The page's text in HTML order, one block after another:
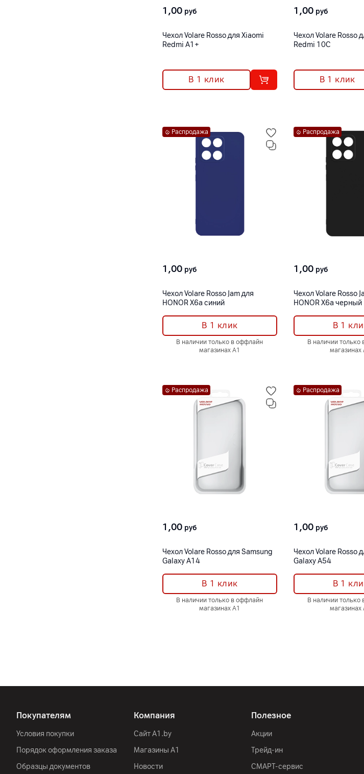
1,00 руб
Чехол Volare Rosso для Xiaomi
Redmi A1+
В 1 клик
1,00 руб
Чехол Volare Rosso
Redmi 10C
В 1 клик
Распродажа
1,00 руб
Чехол Volare Rosso Jam для
HONOR X6a синий
В 1 клик
В наличии только в оффлайн
магазинах А1
Распродажа
1,00 руб
Чехол Volare Rosso
HONOR X6a черный
В 1
В наличии только
магазинах
Распродажа
1,00 руб
Чехол Volare Rosso для Samsung
Galaxy A14
В 1 клик
В наличии только в оффлайн
магазинах А1
Распродажа
1,00 руб
Чехол Volare Rosso
Galaxy A54
В 1
В наличии только
магазинах
Покупателям
Условия покупки
Порядок оформления заказа
Образцы документов
Компания
Сайт A1.by
Магазины А1
Новости
Полезное
Акции
Трейд-ин
СМАРТ-сервис